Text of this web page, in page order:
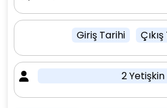
Giriş Tarihi
2 Yetişkin